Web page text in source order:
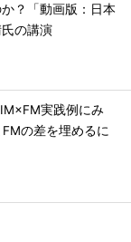
？「動画版：日本
の講演
実践例にみ
の差を埋めるに